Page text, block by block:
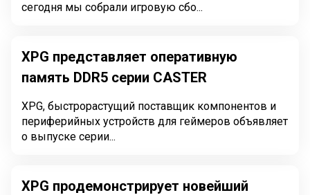
сегодня мы собрали игровую сбо...
XPG представляет оперативную
память DDR5 серии CASTER
XPG, быстрорастущий поставщик компонентов и
периферийных устройств для геймеров объявляет
о выпуске серии...
XPG продемонстрирует новейший